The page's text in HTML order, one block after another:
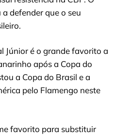
defender que o seu
Júnior é o grande favorito a
após a Copa do
a Copa do Brasil e a
pelo Flamengo neste
favorito para substituir